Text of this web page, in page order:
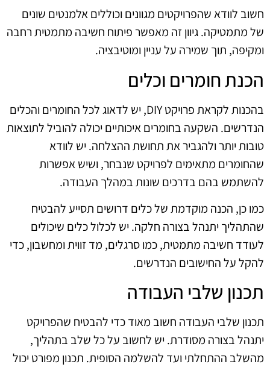
חשוב לוודא שהפרויקטים מגוונים וכוללים אלמנטים שונים
של מתמטיקה. גיוון זה מאפשר פיתוח חשיבה מתמטית רחבה
ומקיפה, תוך שמירה על עניין ומוטיבציה.
הכנת חומרים וכלים
בהכנות לקראת פרויקט DIY, יש לדאוג לכל החומרים והכלים
הנדרשים. השקעה בחומרים איכותיים יכולה להוביל לתוצאות
טובות יותר ולהגביר את תחושת ההצלחה. יש לוודא
שהחומרים מתאימים לפרויקט שנבחר, ושיש אפשרות
להשתמש בהם בדרכים שונות במהלך העבודה.
כמו כן, הכנה מוקדמת של כלים דרושים תסייע להבטיח
שהתהליך יתנהל בצורה חלקה. יש לכלול כלים שיכולים
לעודד חשיבה מתמטית, כמו סרגלים, מד זווית ומחשבון, כדי
להקל על החישובים הנדרשים.
תכנון שלבי העבודה
תכנון שלבי העבודה חשוב מאוד כדי להבטיח שהפרויקט
יתנהל בצורה מסודרת. יש לחשוב על כל שלב בתהליך,
מהשלב ההתחלתי ועד להשלמה הסופית. תכנון מפורט יכול